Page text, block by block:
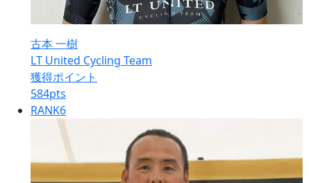
古本 一樹
LT United Cycling Team
獲得ポイント
584pts
RANK6